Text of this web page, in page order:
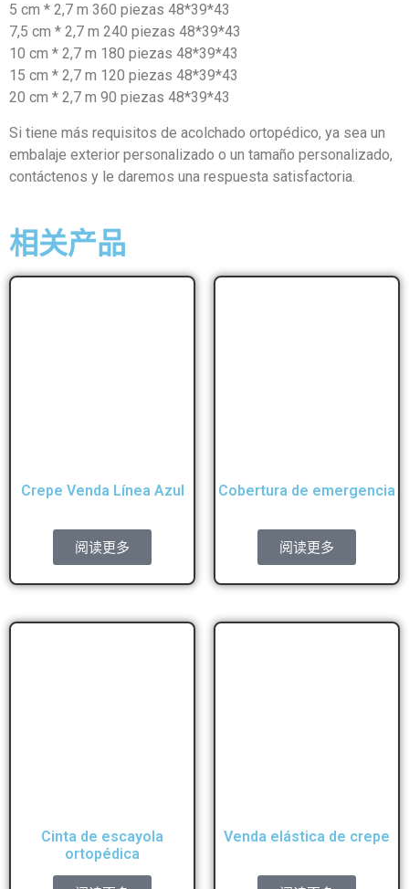
5 cm * 2,7 m 360 piezas 48*39*43
7,5 cm * 2,7 m 240 piezas 48*39*43
10 cm * 2,7 m 180 piezas 48*39*43
15 cm * 2,7 m 120 piezas 48*39*43
20 cm * 2,7 m 90 piezas 48*39*43
Si tiene más requisitos de acolchado ortopédico, ya sea un
embalaje exterior personalizado o un tamaño personalizado,
contáctenos y le daremos una respuesta satisfactoria.
相关产品
Crepe Venda Línea Azul
阅读更多
Cobertura de emergencia
阅读更多
Cinta de escayola
ortopédica
Venda elástica de crepe